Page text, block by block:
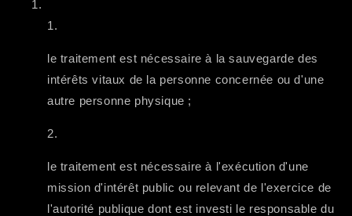
le traitement est nécessaire à la sauvegarde des
intérêts vitaux de la personne concernée ou d'une
autre personne physique ;
le traitement est nécessaire à l'exécution d'une
mission d'intérêt public ou relevant de l'exercice de
l'autorité publique dont est investi le responsable du